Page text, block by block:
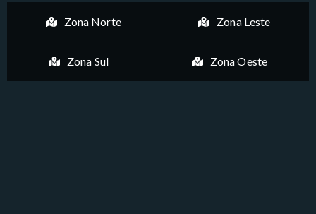
Zona Norte Zona Leste
Zona Sul Zona Oeste